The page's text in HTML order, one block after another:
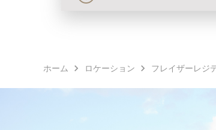
ホーム ロケーション フレイザーレジ